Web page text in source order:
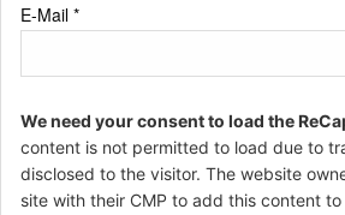
E-Mail *
We need your consent to load the
content is not permitted to load due to
disclosed to the visitor. The website
site with their CMP to add this content